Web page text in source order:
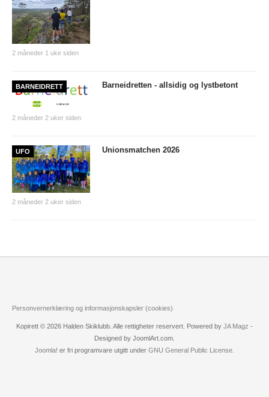
Ny på o-løp?
Nyheter
Grenserittet
BARNEIDRETT
Påmeldingsskjema 2026/2027
SKI
Informasjon
2 måneder 1 uke siden
BARNEIDRETT
2 måneder 2 uker siden
Barneidretten - allsidig og lystbetont
UFO
2 måneder 2 uker siden
Unionsmatchen 2026
Personvernerklæring og informasjonskapsler (cookies)
Kopirett © 2026 Halden Skiklubb. Alle rettigheter reservert. Powered by JA Magz -
Designed by JoomlArt.com.
Joomla! er fri programvare utgitt under GNU General Public License.